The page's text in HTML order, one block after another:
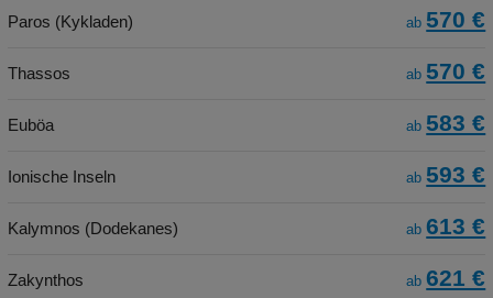
Paros (Kykladen) ab 570 €
Thassos ab 570 €
Euböa ab 583 €
Ionische Inseln ab 593 €
Kalymnos (Dodekanes) ab 613 €
Zakynthos ab 621 €